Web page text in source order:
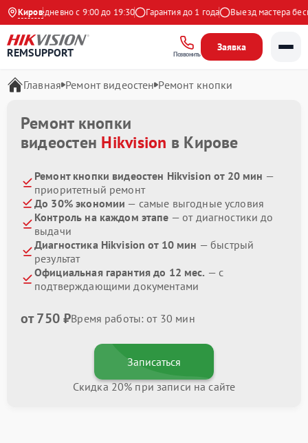
Киров
Ежедневно с 9:00 до 19:30 Гарантия до 1 года Выезд мастера
REMSUPPORT Позвонить
Заявка
Главная Ремонт видеостен Ремонт кнопки
Ремонт кнопки
видеостен Hikvision в Кирове
Ремонт кнопки видеостен Hikvision от 20 мин —
приоритетный ремонт
До 30% экономии — самые выгодные условия
Контроль на каждом этапе — от диагностики до
выдачи
Диагностика Hikvision от 10 мин — быстрый
результат
Официальная гарантия до 12 мес. — с
подтверждающими документами
от 750 ₽Время работы: от 30 мин
Записаться
Скидка 20% при записи на сайте